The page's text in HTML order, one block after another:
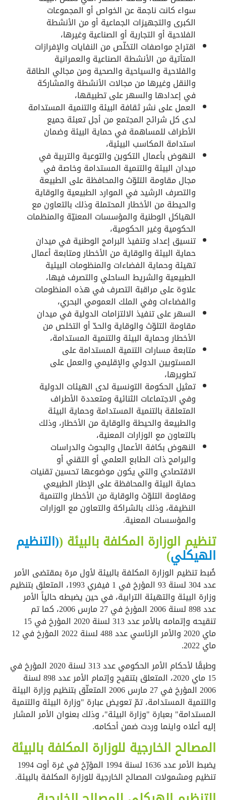
سواء كانت ناجمة عن الخواص أو المجموعات
الكبرى والتجهيزات الجماعية أو من الأنشطة
الفلاحية أو التجارية أو الصناعية وغيرها،
اقتراح مواصفات التخلّص من النفايات والإفرازات
المتأتية من الأنشطة الصناعية والعمرانية
والفلاحية والسياحية والصحية ومن مجالي الطاقة
والنقل وغيرها من مجالات الأنشطة والمشاركة
في إعدادها والسهر على تطبيقها،
العمل على نشر ثقافة البيئة والتنمية المستدامة
لدى كل شرائح المجتمع من أجل تعبئة جميع
الأطراف للمساهمة في حماية البيئة وضمان
استدامة المكاسب البيئية،
النهوض بأعمال التكوين والتوعية والتربية في
ميدان البيئة والتنمية المستدامة وخاصة في
مجال مقاومة التلوّث والمحافظة على الطبيعة
والتصرف الرشيد في الموارد الطبيعية والوقاية
والحيطة من الأخطار المحتملة وذلك بالتعاون مع
الهياكل الوطنية والمؤسسات المعنيّة والمنظمات
الحكومية وغير الحكومية،
تنسيق إعداد وتنفيذ البرامج الوطنية في ميدان
حماية البيئة والوقاية من الأخطار ومتابعة أعمال
تهيئة وحماية الفضاءات والمنظومات البيئية
الطبيعية والشريط الساحلي والتصرف فيها،
علاوة على مراقبة التصرف في هذه المنظومات
والفضاءات وفي الملك العمومي البحري،
السهر على تنفيذ الالتزامات الدولية في ميدان
مقاومة التلوّث والوقاية والحدّ أو التخلص من
الأخطار وحماية البيئة والتنمية المستدامة،
متابعة مسارات التنمية المستدامة على
المستويين الدولي والإقليمي والعمل على
تطويرها،
تمثيل الحكومة التونسية لدى الهيئات الدولية
وفي الاجتماعات الثنائية ومتعددة الأطراف
المتعلقة بالتنمية المستدامة وحماية البيئة
والطبيعة والحيطة والوقاية من الأخطار، وذلك
بالتعاون مع الوزارات المعنية،
النهوض بكافة الأعمال والبحوث والدراسات
والبرامج ذات الطابع العلمي أو التقني أو
الاقتصادي والتي يكون موضوعها تحسين تقنيات
حماية البيئة والمحافظة على الإطار الطبيعي
ومقاومة التلوّث والوقاية من الأخطار والتنمية
النظيفة، وذلك بالشراكة والتعاون مع الوزارات
والمؤسسات المعنية.
تنظيم الوزارة المكلفة بالبيئة ((التنظيم
الهيكلي)
ضُبط تنظيم الوزارة المكلفة بالبيئة لأول مرة بمقتضى الأمر
عدد 304 لسنة 93 المؤرخ في 1 فيفري 1993، المتعلق بتنظيم
وزارة البيئة والتهيئة الترابية، في حين يضبطه حالياً الأمر
عدد 898 لسنة 2006 المؤرخ في 27 مارس 2006، كما تم
تنقيحه وإتمامه بالأمر عدد 313 لسنة 2020 المؤرخ في 15
ماي 2020 والأمر الرئاسي عدد 488 لسنة 2022 المؤرخ في 12
ماي 2022.
وطبقًا لأحكام الأمر الحكومي عدد 313 لسنة 2020 المؤرخ في
15 ماي 2020، المتعلق بتنقيح وإتمام الأمر عدد 898 لسنة
2006 المؤرخ في 27 مارس 2006 المتعلّق بتنظيم وزارة البيئة
والتنمية المستدامة، تمّ تعويض عبارة "وزارة البيئة والتنمية
المستدامة" بعبارة "وزارة البيئة"، وذلك بعنوان الأمر المشار
إليه أعلاه واينما وردت ضمن أحكامه.
المصالح الخارجية للوزارة المكلفة بالبيئة
يضبط الأمر عدد 1636 لسنة 1994 المؤرّخ في غرة أوت 1994
تنظيم ومشمولات المصالح الخارجية للوزارة المكلفة بالبيئة.